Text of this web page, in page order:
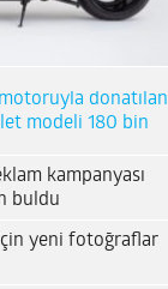
donatılan
modeli 180 bin
kampanyası
buldu
yeni fotoğraflar